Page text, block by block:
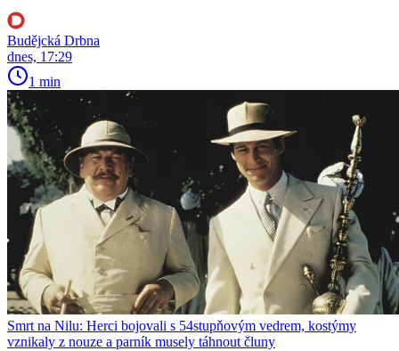
Budějcká Drbna
dnes, 17:29
1 min
Smrt na Nilu: Herci bojovali s 54stupňovým vedrem, kostýmy
vznikaly z nouze a parník musely táhnout čluny